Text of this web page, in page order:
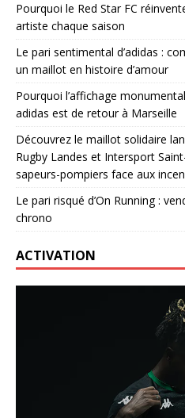
Pourquoi le Red Star FC
artiste chaque saison
Le pari sentimental d’adidas :
un maillot en histoire d’amour
Pourquoi l’affichage
adidas est de retour à Marseille
Découvrez le maillot solidaire
Rugby Landes et Intersport
sapeurs-pompiers face aux
Le pari risqué d’On Running :
chrono
ACTIVATION